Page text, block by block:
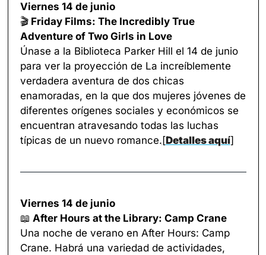
Viernes 14 de junio
🎬 Friday Films: The Incredibly True
Adventure of Two Girls in Love
Únase a la Biblioteca Parker Hill el 14 de junio
para ver la proyección de La increíblemente
verdadera aventura de dos chicas
enamoradas, en la que dos mujeres jóvenes de
diferentes orígenes sociales y económicos se
encuentran atravesando todas las luchas
típicas de un nuevo romance. [Detalles aquí]
Viernes 14 de junio
📖 After Hours at the Library: Camp Crane
Una noche de verano en After Hours: Camp
Crane. Habrá una variedad de actividades,